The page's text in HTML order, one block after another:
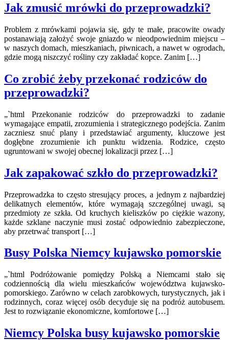
Jak zmusić mrówki do przeprowadzki?
Problem z mrówkami pojawia się, gdy te małe, pracowite owady
postanawiają założyć swoje gniazdo w nieodpowiednim miejscu –
w naszych domach, mieszkaniach, piwnicach, a nawet w ogrodach,
gdzie mogą niszczyć rośliny czy zakładać kopce. Zanim […]
Co zrobić żeby przekonać rodziców do
przeprowadzki?
„`html Przekonanie rodziców do przeprowadzki to zadanie
wymagające empatii, zrozumienia i strategicznego podejścia. Zanim
zaczniesz snuć plany i przedstawiać argumenty, kluczowe jest
dogłębne zrozumienie ich punktu widzenia. Rodzice, często
ugruntowani w swojej obecnej lokalizacji przez […]
Jak zapakować szkło do przeprowadzki?
Przeprowadzka to często stresujący proces, a jednym z najbardziej
delikatnych elementów, które wymagają szczególnej uwagi, są
przedmioty ze szkła. Od kruchych kieliszków po ciężkie wazony,
każde szklane naczynie musi zostać odpowiednio zabezpieczone,
aby przetrwać transport […]
Busy Polska Niemcy kujawsko pomorskie
„`html Podróżowanie pomiędzy Polską a Niemcami stało się
codziennością dla wielu mieszkańców województwa kujawsko-
pomorskiego. Zarówno w celach zarobkowych, turystycznych, jak i
rodzinnych, coraz więcej osób decyduje się na podróż autobusem.
Jest to rozwiązanie ekonomiczne, komfortowe […]
Niemcy Polska busy kujawsko pomorskie